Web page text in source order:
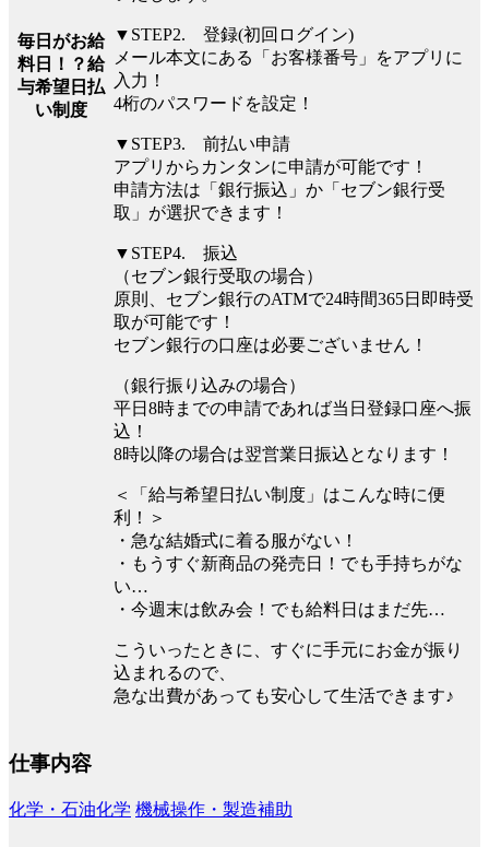
毎日がお給
料日！？給
与希望日払
い制度
▼STEP2. 登録(初回ログイン)
メール本文にある「お客様番号」をアプリに
入力！
4桁のパスワードを設定！
▼STEP3. 前払い申請
アプリからカンタンに申請が可能です！
申請方法は「銀行振込」か「セブン銀行受
取」が選択できます！
▼STEP4. 振込
（セブン銀行受取の場合）
原則、セブン銀行のATMで24時間365日即時受
取が可能です！
セブン銀行の口座は必要ございません！
（銀行振り込みの場合）
平⽇8時までの申請であれば当⽇登録口座へ振
込！
8時以降の場合は翌営業⽇振込となります！
＜「給与希望日払い制度」はこんな時に便
利！＞
・急な結婚式に着る服がない！
・もうすぐ新商品の発売日！でも手持ちがな
い…
・今週末は飲み会！でも給料日はまだ先…
こういったときに、すぐに手元にお金が振り
込まれるので、
急な出費があっても安心して生活できます♪
仕事内容
化学・石油化学 機械操作・製造補助